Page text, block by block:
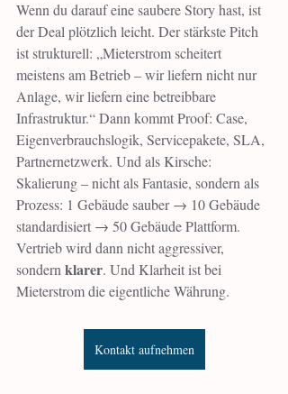
Wenn du darauf eine saubere Story hast, ist
der Deal plötzlich leicht. Der stärkste Pitch
ist strukturell: „Mieterstrom scheitert
meistens am Betrieb – wir liefern nicht nur
Anlage, wir liefern eine betreibbare
Infrastruktur.“ Dann kommt Proof: Case,
Eigenverbrauchslogik, Servicepakete, SLA,
Partnernetzwerk. Und als Kirsche:
Skalierung – nicht als Fantasie, sondern als
Prozess: 1 Gebäude sauber → 10 Gebäude
standardisiert → 50 Gebäude Plattform.
Vertrieb wird dann nicht aggressiver,
sondern klarer. Und Klarheit ist bei
Mieterstrom die eigentliche Währung.
Kontakt aufnehmen